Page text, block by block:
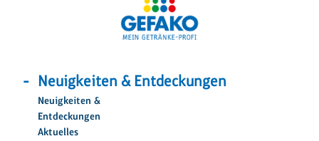
Neuigkeiten & Entdeckungen
Neuigkeiten &
Entdeckungen
Aktuelles